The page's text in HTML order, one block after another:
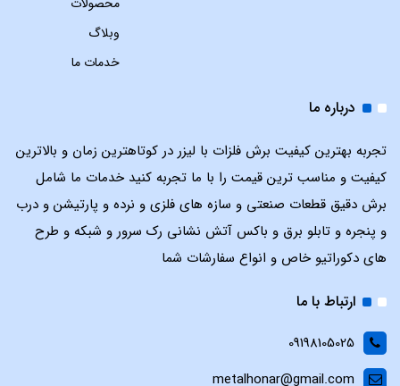
وبلاگ
خدمات ما
درباره ما
تجربه بهترین کیفیت برش فلزات با لیزر در کوتاهترین زمان و بالاترین
کیفیت و مناسب ترین قیمت را با ما تجربه کنید خدمات ما شامل
برش دقیق قطعات صنعتی و سازه های فلزی و نرده و پارتیشن و درب
و پنجره و تابلو برق و باکس آتش نشانی رک سرور و شبکه و طرح
های دکوراتیو خاص و انواع سفارشات شما
ارتباط با ما
09198105025
metalhonar@gmail.com